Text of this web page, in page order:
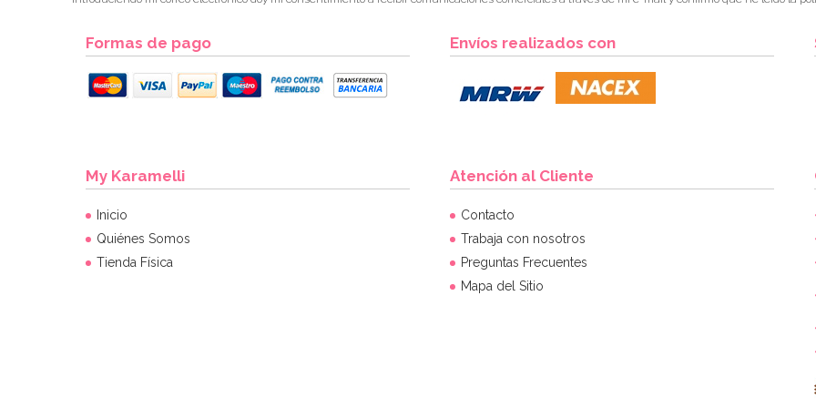
Formas de pago Envíos realizados con
My Karamelli
Inicio
Quiénes Somos
Tienda Física
Atención al Cliente
Contacto
Trabaja con nosotros
Preguntas Frecuentes
Mapa del Sitio